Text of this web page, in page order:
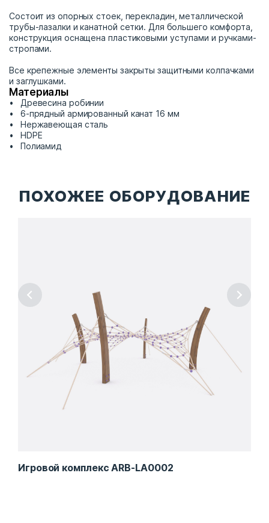
Состоит из опорных стоек, перекладин, металлической
трубы-лазалки и канатной сетки. Для большего комфорта,
конструкция оснащена пластиковыми уступами и ручками-
стропами.
Все крепежные элементы закрыты защитными колпачками
и заглушками.
Материалы
Древесина робинии
6-прядный армированный канат 16 мм
Нержавеющая сталь
HDPE
Полиамид
ПОХОЖЕЕ ОБОРУДОВАНИЕ
Игровой комплекс ARB-LA0002